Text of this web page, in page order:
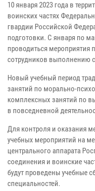
10 января 2023 года в
воинских частях
гвардии Российской
подготовки. С января по
проводиться
сотрудников выполнению
Новый учебный период
занятий по морально-
комплексных занятий по
в повседневной
Для контроля и оказания
учебных мероприятий на
центрального аппарата
соединения и воинские
будут проведены учебные
специальностей.